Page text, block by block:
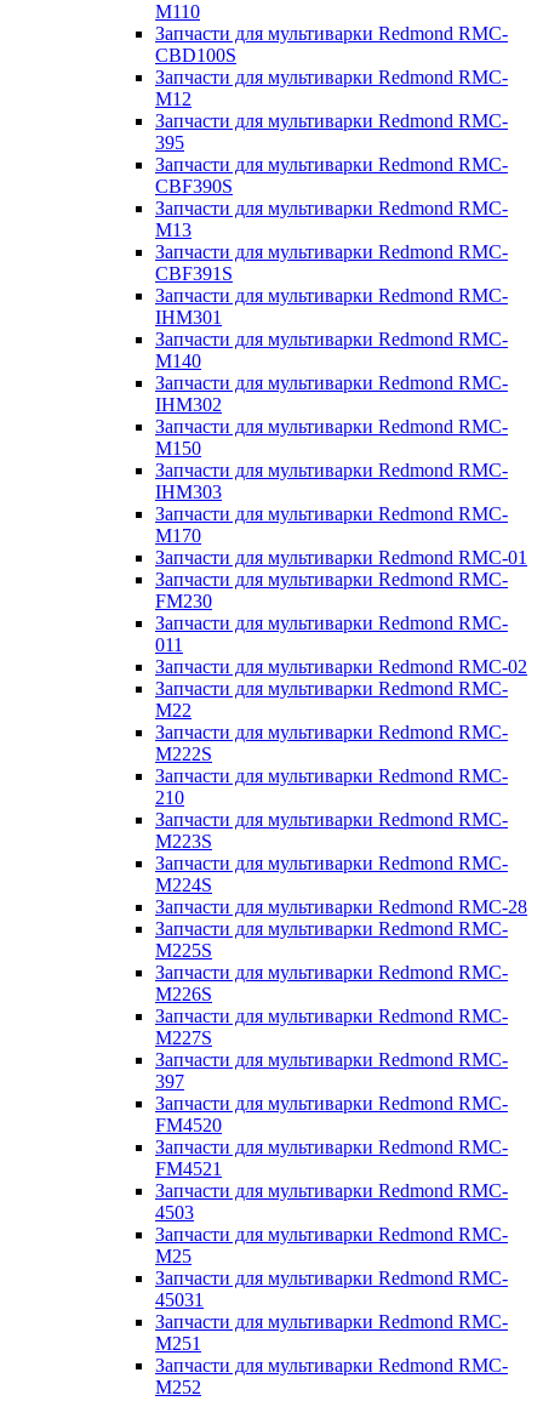
M110
Запчасти для мультиварки Redmond RMC-
CBD100S
Запчасти для мультиварки Redmond RMC-
M12
Запчасти для мультиварки Redmond RMC-
395
Запчасти для мультиварки Redmond RMC-
CBF390S
Запчасти для мультиварки Redmond RMC-
M13
Запчасти для мультиварки Redmond RMC-
CBF391S
Запчасти для мультиварки Redmond RMC-
IHM301
Запчасти для мультиварки Redmond RMC-
M140
Запчасти для мультиварки Redmond RMC-
IHM302
Запчасти для мультиварки Redmond RMC-
M150
Запчасти для мультиварки Redmond RMC-
IHM303
Запчасти для мультиварки Redmond RMC-
M170
Запчасти для мультиварки Redmond RMC-01
Запчасти для мультиварки Redmond RMC-
FM230
Запчасти для мультиварки Redmond RMC-
011
Запчасти для мультиварки Redmond RMC-02
Запчасти для мультиварки Redmond RMC-
M22
Запчасти для мультиварки Redmond RMC-
M222S
Запчасти для мультиварки Redmond RMC-
210
Запчасти для мультиварки Redmond RMC-
M223S
Запчасти для мультиварки Redmond RMC-
M224S
Запчасти для мультиварки Redmond RMC-28
Запчасти для мультиварки Redmond RMC-
M225S
Запчасти для мультиварки Redmond RMC-
M226S
Запчасти для мультиварки Redmond RMC-
M227S
Запчасти для мультиварки Redmond RMC-
397
Запчасти для мультиварки Redmond RMC-
FM4520
Запчасти для мультиварки Redmond RMC-
FM4521
Запчасти для мультиварки Redmond RMC-
4503
Запчасти для мультиварки Redmond RMC-
M25
Запчасти для мультиварки Redmond RMC-
45031
Запчасти для мультиварки Redmond RMC-
M251
Запчасти для мультиварки Redmond RMC-
M252